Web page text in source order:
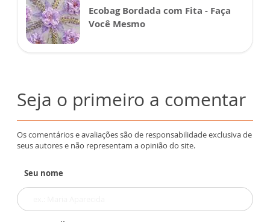
Ecobag Bordada com Fita - Faça
Você Mesmo
Seja o primeiro a comentar
Os comentários e avaliações são de responsabilidade exclusiva de
seus autores e não representam a opinião do site.
Seu nome